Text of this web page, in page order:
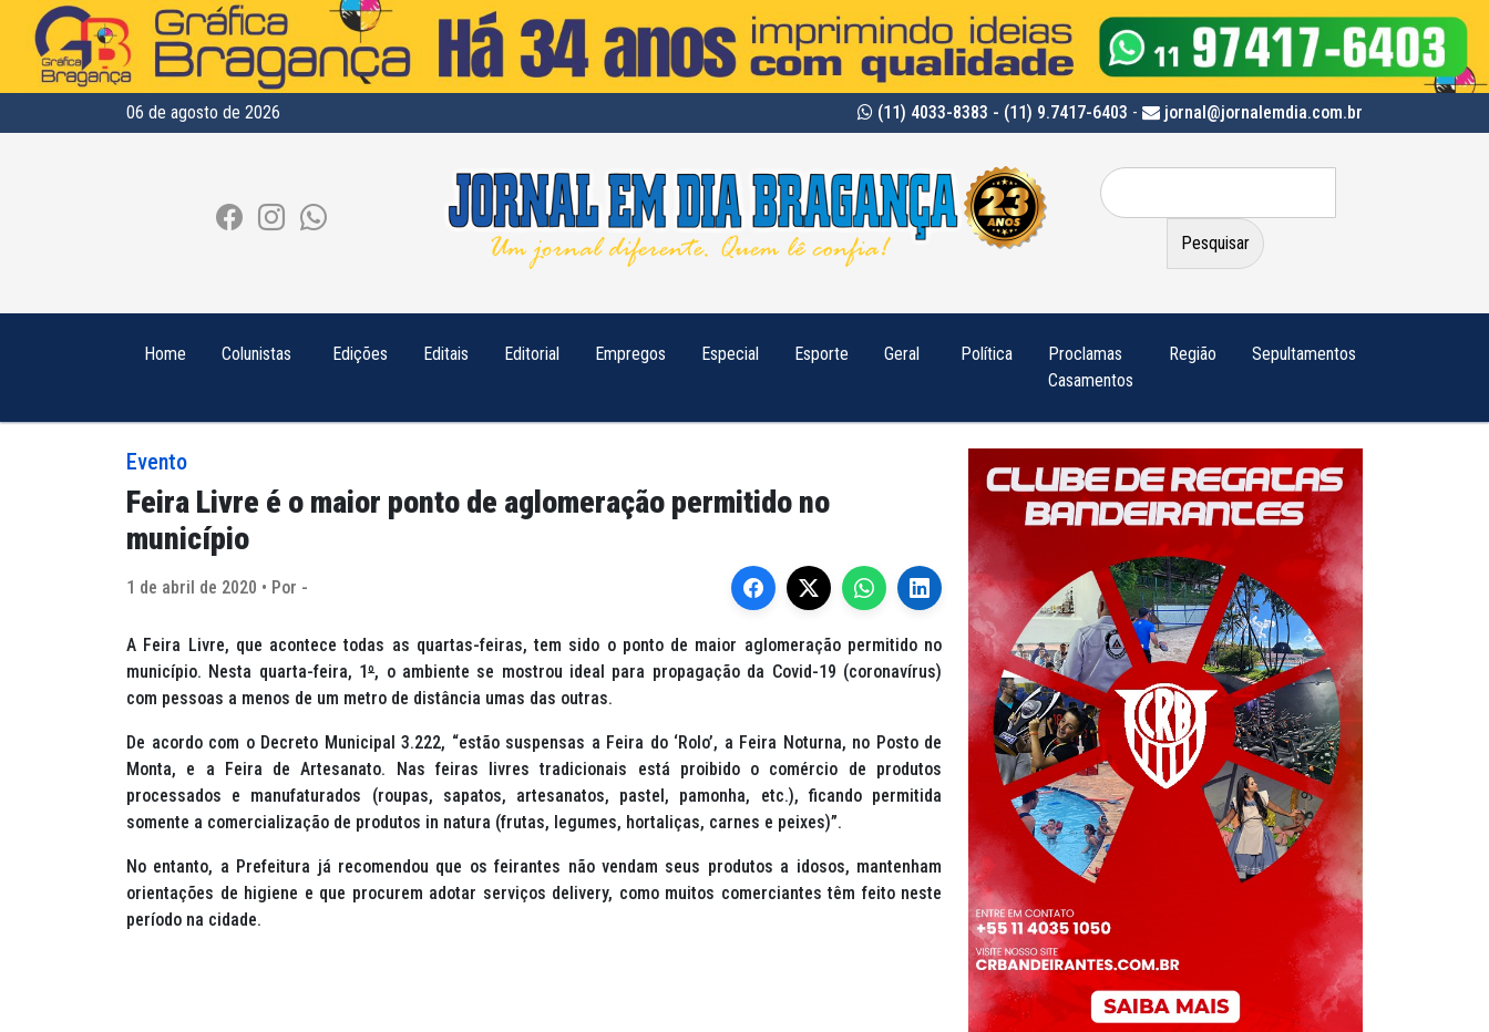
06 de agosto de 2026 (11) 4033-8383 - (11) 9.7417-6403 - jornal@jornalemdia.com.br
Pesquisar
por:
Home Colunistas Edições Editais Editorial Empregos Especial Esporte Geral Política
Proclamas
Casamentos
Região Sepultamentos
Evento
Feira Livre é o maior ponto de aglomeração permitido no
município
1 de abril de 2020 • Por -
A Feira Livre, que acontece todas as quartas-feiras, tem sido o ponto de maior aglomeração permitido no
município. Nesta quarta-feira, 1º, o ambiente se mostrou ideal para propagação da Covid-19 (coronavírus)
com pessoas a menos de um metro de distância umas das outras.
De acordo com o Decreto Municipal 3.222, “estão suspensas a Feira do ‘Rolo’, a Feira Noturna, no Posto de
Monta, e a Feira de Artesanato. Nas feiras livres tradicionais está proibido o comércio de produtos
processados e manufaturados (roupas, sapatos, artesanatos, pastel, pamonha, etc.), ficando permitida
somente a comercialização de produtos in natura (frutas, legumes, hortaliças, carnes e peixes)”.
No entanto, a Prefeitura já recomendou que os feirantes não vendam seus produtos a idosos, mantenham
orientações de higiene e que procurem adotar serviços delivery, como muitos comerciantes têm feito neste
período na cidade.